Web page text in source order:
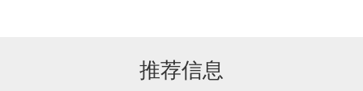
推荐信息